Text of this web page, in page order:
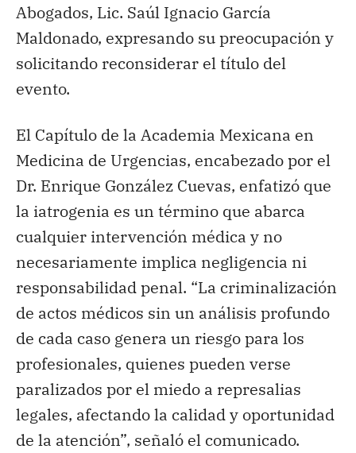
Abogados, Lic. Saúl Ignacio García
Maldonado, expresando su preocupación y
solicitando reconsiderar el título del
evento.
El Capítulo de la Academia Mexicana en
Medicina de Urgencias, encabezado por el
Dr. Enrique González Cuevas, enfatizó que
la iatrogenia es un término que abarca
cualquier intervención médica y no
necesariamente implica negligencia ni
responsabilidad penal. “La criminalización
de actos médicos sin un análisis profundo
de cada caso genera un riesgo para los
profesionales, quienes pueden verse
paralizados por el miedo a represalias
legales, afectando la calidad y oportunidad
de la atención”, señaló el comunicado.